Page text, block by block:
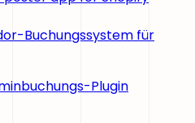
Buchungssystem für
Plugin